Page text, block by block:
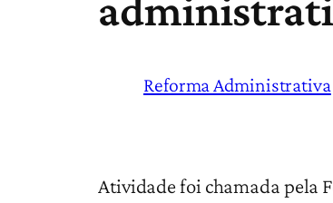
Reforma Administrativa
Atividade foi chamada pela